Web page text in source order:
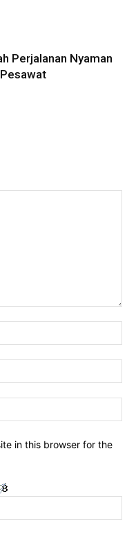
Perjalanan Nyaman
in this browser for the